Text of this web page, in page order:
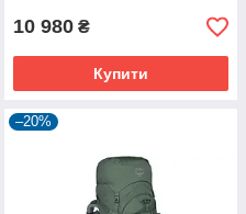
10 980 ₴
Купити
–20%